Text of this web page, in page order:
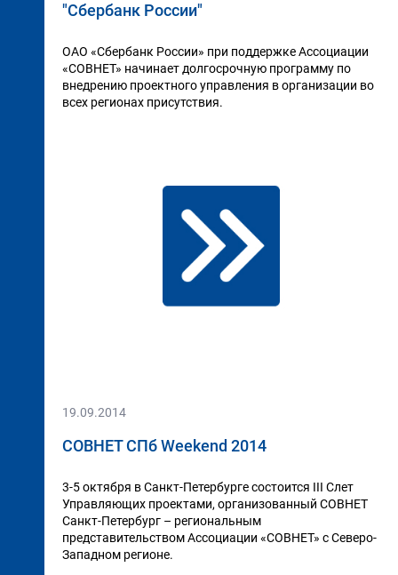
"Сбербанк России"
ОАО «Сбербанк России» при поддержке Ассоциации
«СОВНЕТ» начинает долгосрочную программу по
внедрению проектного управления в организации во
всех регионах присутствия.
19.09.2014
СОВНЕТ СПб Weekend 2014
3-5 октября в Санкт-Петербурге состоится III Слет
Управляющих проектами, организованный СОВНЕТ
Санкт-Петербург – региональным
представительством Ассоциации «СОВНЕТ» с Северо-
Западном регионе.